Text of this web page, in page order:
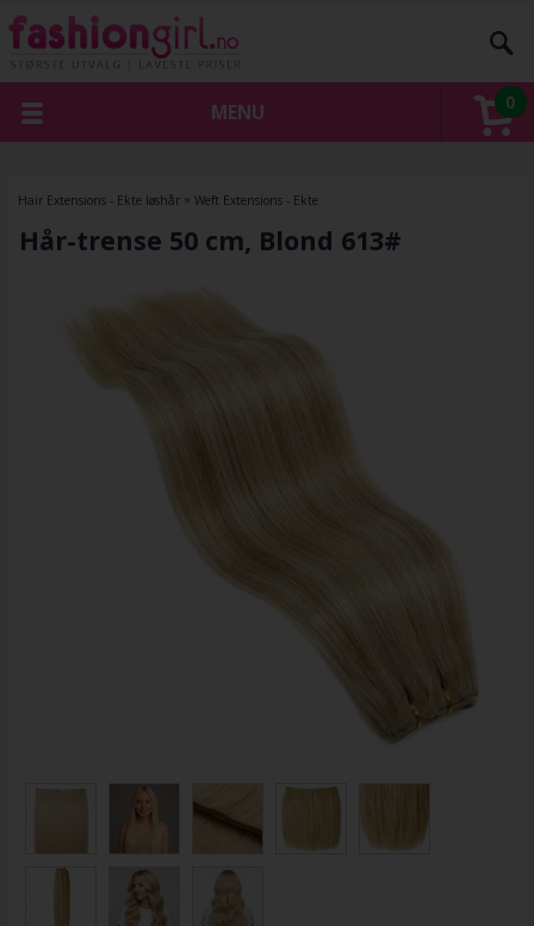
0
MENU
Hair Extensions - Ekte løshår» Weft Extensions - Ekte
Hår-trense 50 cm, Blond 613#